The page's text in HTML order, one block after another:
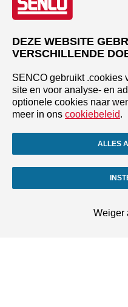
DEZE WEBSITE
VERSCHILLENDE
SENCO gebruikt .cookies
site en voor analyse- en
optionele cookies naar
meer in ons cookiebeleid.
ALLES
Weiger